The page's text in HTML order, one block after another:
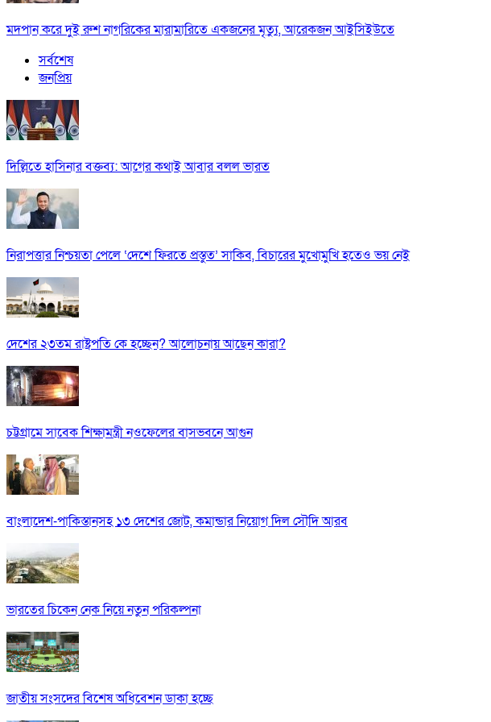
মদপান করে দুই রুশ নাগরিকের মারামারিতে একজনের মৃত্যু, আরেকজন আইসিইউতে
সর্বশেষ
জনপ্রিয়
দিল্লিতে হাসিনার বক্তব্য: আগের কথাই আবার বলল ভারত
নিরাপত্তার নিশ্চয়তা পেলে ‘দেশে ফিরতে প্রস্তুত’ সাকিব, বিচারের মুখোমুখি হতেও ভয় নেই
দেশের ২৩তম রাষ্ট্রপতি কে হচ্ছেন? আলোচনায় আছেন কারা?
চট্টগ্রামে সাবেক শিক্ষামন্ত্রী নওফেলের বাসভবনে আগুন
বাংলাদেশ-পাকিস্তানসহ ১৩ দেশের জোট, কমান্ডার নিয়োগ দিল সৌদি আরব
ভারতের চিকেন নেক নিয়ে নতুন পরিকল্পনা
জাতীয় সংসদের বিশেষ অধিবেশন ডাকা হচ্ছে